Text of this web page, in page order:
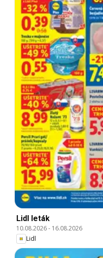
Lidl leták
10.08.2026- 16.08.2026
Lidl